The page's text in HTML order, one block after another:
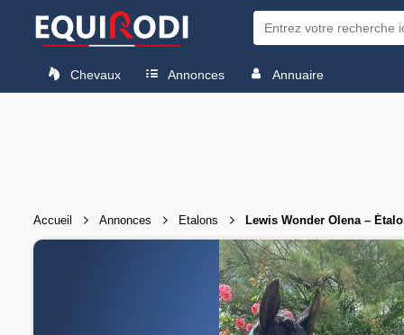
Chevaux Annonces Annuaire
Accueil Annonces Etalons Lewis Wonder Olena –